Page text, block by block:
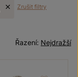
Zrušit filtry
Nejdražší
Řazení: